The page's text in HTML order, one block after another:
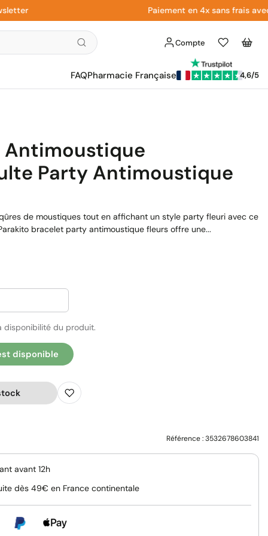
Paiement en 4x sans frais avec
Compte
Liste
d'envies
Panier
FAQPharmacie Française 4,6/5
Antimoustique
Party Antimoustique
de moustiques tout en affichant un style party fleuri avec ce
bracelet party antimoustique fleurs offre une...
disponibilité du produit.
disponible
Référence :3532678603841
avant 12h
dès 49€ en France continentale